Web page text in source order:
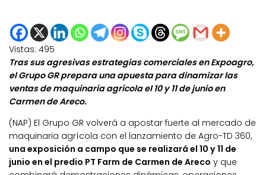
Vistas: 495
Tras sus agresivas estrategias comerciales en Expoagro,
el Grupo GR prepara una apuesta para dinamizar las
ventas de maquinaria agrícola el 10 y 11 de junio en
Carmen de Areco.
(NAP) El Grupo GR volverá a apostar fuerte al mercado de
maquinaria agrícola con el lanzamiento de Agro-TD 360,
una exposición a campo que se realizará el 10 y 11 de
junio en el predio PT Farm de Carmen de Areco y que